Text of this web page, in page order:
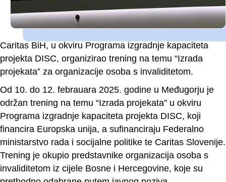
Caritas BiH, u okviru Programa izgradnje kapaciteta
projekta DISC, organizirao trening na temu “Izrada
projekata” za organizacije osoba s invaliditetom.
Od 10. do 12. febrauara 2025. godine u Međugorju je
održan trening na temu “Izrada projekata” u okviru
Programa izgradnje kapaciteta projekta DISC, koji
financira Europska unija, a sufinanciraju Federalno
ministarstvo rada i socijalne politike te Caritas Slovenije.
Trening je okupio predstavnike organizacija osoba s
invaliditetom iz cijele Bosne i Hercegovine, koje su